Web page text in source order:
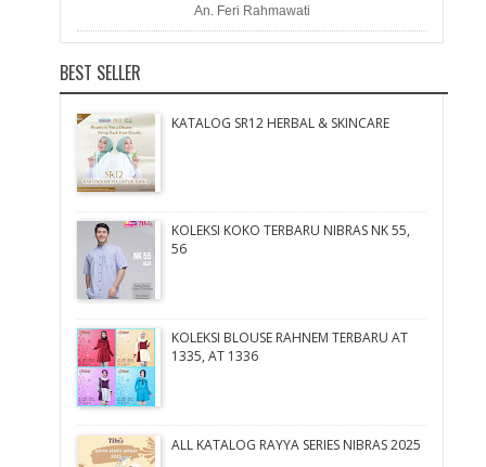
An. Feri Rahmawati
BEST SELLER
KATALOG SR12 HERBAL & SKINCARE
KOLEKSI KOKO TERBARU NIBRAS NK 55,
56
KOLEKSI BLOUSE RAHNEM TERBARU AT
1335, AT 1336
ALL KATALOG RAYYA SERIES NIBRAS 2025